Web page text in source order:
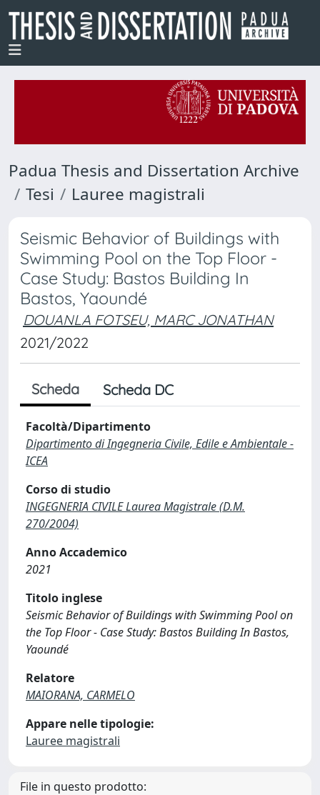
Padua Thesis and Dissertation Archive
Tesi
Lauree magistrali
Seismic Behavior of Buildings with
Swimming Pool on the Top Floor -
Case Study: Bastos Building In
Bastos, Yaoundé
DOUANLA FOTSEU, MARC JONATHAN
2021/2022
Scheda Scheda DC
Facoltà/Dipartimento
Dipartimento di Ingegneria Civile, Edile e Ambientale -
ICEA
Corso di studio
INGEGNERIA CIVILE Laurea Magistrale (D.M.
270/2004)
Anno Accademico
2021
Titolo inglese
Seismic Behavior of Buildings with Swimming Pool on
the Top Floor - Case Study: Bastos Building In Bastos,
Yaoundé
Relatore
MAIORANA, CARMELO
Appare nelle tipologie:
Lauree magistrali
File in questo prodotto: